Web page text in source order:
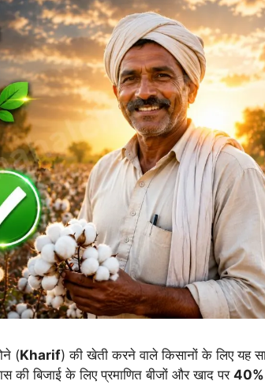
(Kharif) की खेती करने वाले किसानों के लिए यह
की बिजाई के लिए प्रमाणित बीजों और खाद पर